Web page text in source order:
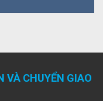
VÀ CHUYỂN GIAO